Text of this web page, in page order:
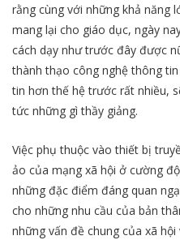
rằng cùng với những khả năng
mang lại cho giáo dục, ngày
cách dạy như trước đây được
thành thạo công nghệ thông
tin hơn thế hệ trước rất nhiều,
tức những gì thầy giảng.
Việc phụ thuộc vào thiết bị
ảo của mạng xã hội ở cường
những đặc điểm đáng quan
cho những nhu cầu của bản
những vấn đề chung của xã